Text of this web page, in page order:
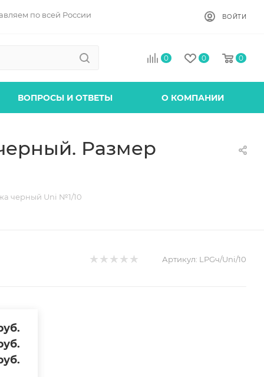
по всей России ВОЙТИ
0 0 0
ВОПРОСЫ И ОТВЕТЫ О КОМПАНИИ
Размер
черный Uni №1/10
Артикул: LPGч/Uni/10